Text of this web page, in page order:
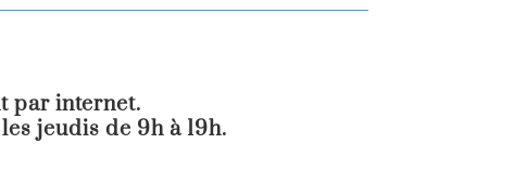
par internet.
jeudis de 9h à 19h.